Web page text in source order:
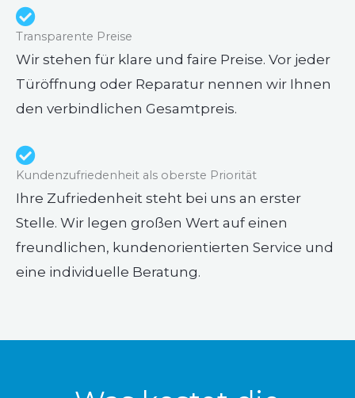
Transparente Preise
Wir stehen für klare und faire Preise. Vor jeder
Türöffnung oder Reparatur nennen wir Ihnen
den verbindlichen Gesamtpreis.
Kundenzufriedenheit als oberste Priorität
Ihre Zufriedenheit steht bei uns an erster
Stelle. Wir legen großen Wert auf einen
freundlichen, kundenorientierten Service und
eine individuelle Beratung.